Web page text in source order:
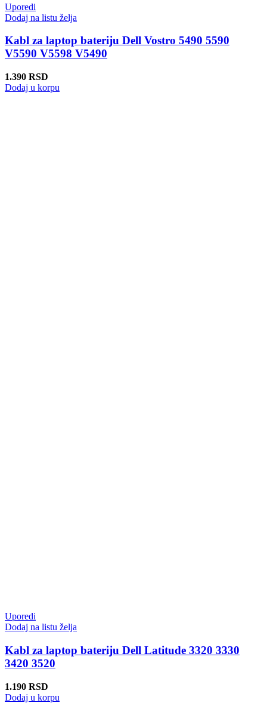
Uporedi
Dodaj na listu želja
Kabl za laptop bateriju Dell Vostro 5490 5590
V5590 V5598 V5490
1.390 RSD
Dodaj u korpu
Uporedi
Dodaj na listu želja
Kabl za laptop bateriju Dell Latitude 3320 3330
3420 3520
1.190 RSD
Dodaj u korpu